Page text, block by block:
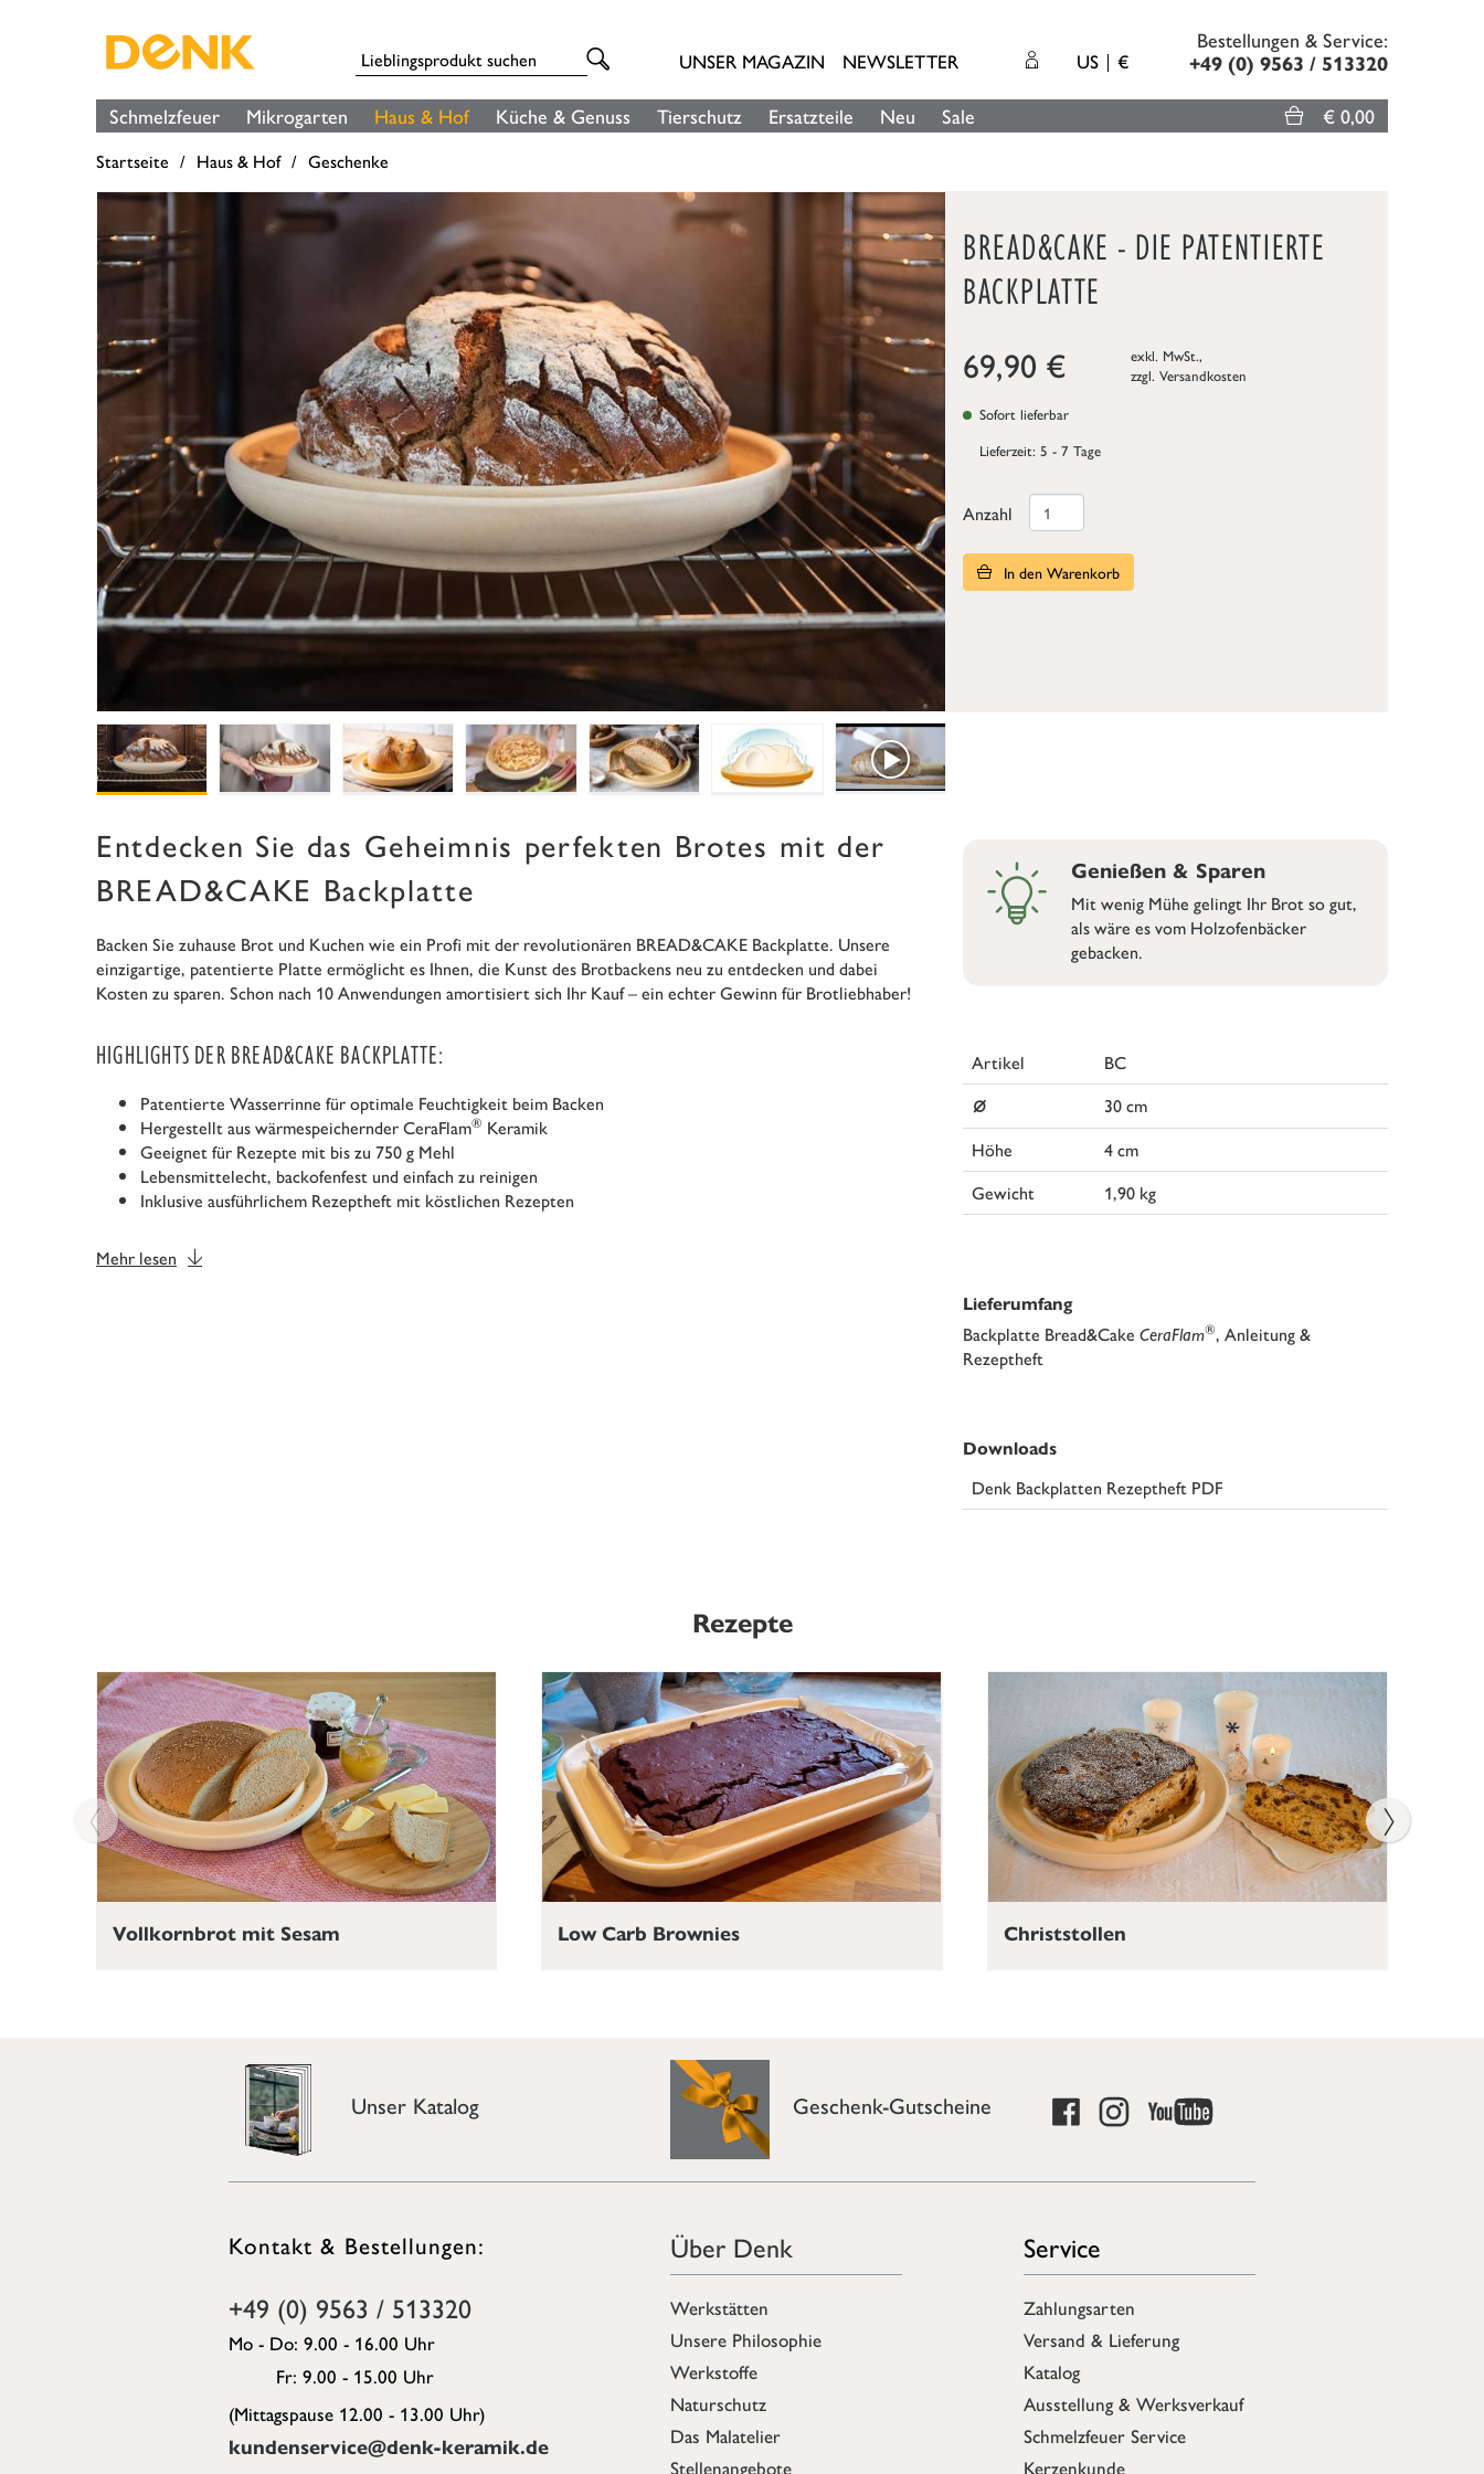
UNSER MAGAZIN NEWSLETTER US €
Bestellungen & Service:
+49 (0) 9563 / 513320
Schmelzfeuer Mikrogarten Haus & Hof Küche & Genuss Tierschutz Ersatzteile Neu Sale € 0,00
Startseite Haus & Hof Geschenke
BREAD&CAKE - DIE PATENTIERTE
BACKPLATTE
69,90 €
exkl. MwSt.,
zzgl. Versandkosten
Sofort lieferbar
Lieferzeit: 5 - 7 Tage
Anzahl
In den Warenkorb
Entdecken Sie das Geheimnis perfekten Brotes mit der
BREAD&CAKE Backplatte
Backen Sie zuhause Brot und Kuchen wie ein Profi mit der revolutionären BREAD&CAKE Backplatte. Unsere
einzigartige, patentierte Platte ermöglicht es Ihnen, die Kunst des Brotbackens neu zu entdecken und dabei
Kosten zu sparen. Schon nach 10 Anwendungen amortisiert sich Ihr Kauf – ein echter Gewinn für Brotliebhaber!
HIGHLIGHTS DER BREAD&CAKE BACKPLATTE:
Patentierte Wasserrinne für optimale Feuchtigkeit beim Backen
Hergestellt aus wärmespeichernder CeraFlam® Keramik
Geeignet für Rezepte mit bis zu 750 g Mehl
Lebensmittelecht, backofenfest und einfach zu reinigen
Inklusive ausführlichem Rezeptheft mit köstlichen Rezepten
Mehr lesen
Genießen & Sparen
Mit wenig Mühe gelingt Ihr Brot so gut,
als wäre es vom Holzofenbäcker
gebacken.
Artikel BC
⌀
30 cm
Höhe
4 cm
Gewicht
1,90 kg
Lieferumfang
Backplatte Bread&Cake CeraFlam®, Anleitung &
Rezeptheft
Downloads
Denk Backplatten Rezeptheft PDF
Rezepte
Vollkornbrot mit Sesam Low Carb Brownies Christstollen
Unser Katalog Geschenk-Gutscheine
Kontakt & Bestellungen:
+49 (0) 9563 / 513320
Mo - Do: 9.00 - 16.00 Uhr
Fr: 9.00 - 15.00 Uhr
(Mittagspause 12.00 - 13.00 Uhr)
kundenservice@denk-keramik.de
Über Denk
Werkstätten
Unsere Philosophie
Werkstoffe
Naturschutz
Das Malatelier
Stellenangebote
Service
Zahlungsarten
Versand & Lieferung
Katalog
Ausstellung & Werksverkauf
Schmelzfeuer Service
Kerzenkunde